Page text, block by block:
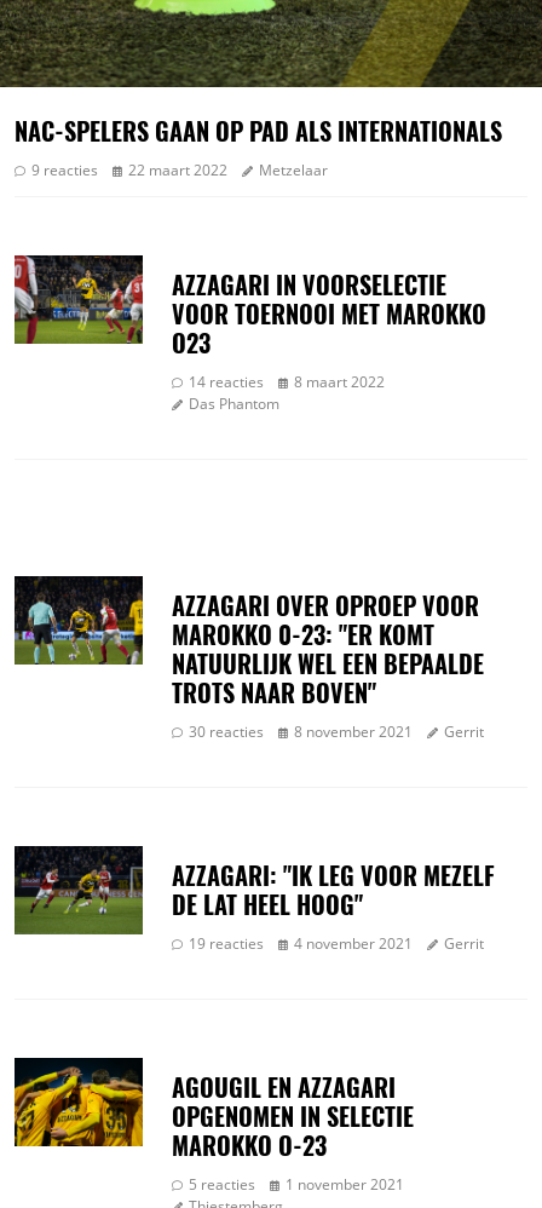
NAC-SPELERS GAAN OP PAD ALS INTERNATIONALS
9 reacties 22 maart 2022 Metzelaar
AZZAGARI IN VOORSELECTIE
VOOR TOERNOOI MET MAROKKO
O23
14 reacties
8 maart 2022
Das Phantom
AZZAGARI OVER OPROEP VOOR
MAROKKO 0-23: "ER KOMT
NATUURLIJK WEL EEN BEPAALDE
TROTS NAAR BOVEN"
30 reacties 8 november 2021 Gerrit
AZZAGARI: "IK LEG VOOR MEZELF
DE LAT HEEL HOOG"
19 reacties 4 november 2021 Gerrit
AGOUGIL EN AZZAGARI
OPGENOMEN IN SELECTIE
MAROKKO O-23
5 reacties
1 november 2021